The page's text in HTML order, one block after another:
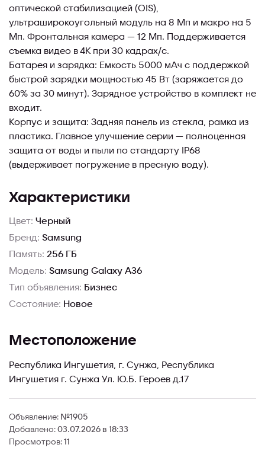
оптической стабилизацией (OIS),
ультраширокоугольный модуль на 8 Мп и макро на 5
Мп. Фронтальная камера — 12 Мп. Поддерживается
съемка видео в 4K при 30 кадрах/с.
Батарея и зарядка: Емкость 5000 мАч с поддержкой
быстрой зарядки мощностью 45 Вт (заряжается до
60% за 30 минут). Зарядное устройство в комплект не
входит.
Корпус и защита: Задняя панель из стекла, рамка из
пластика. Главное улучшение серии — полноценная
защита от воды и пыли по стандарту IP68
(выдерживает погружение в пресную воду).
Характеристики
Цвет: Черный
Бренд: Samsung
Память: 256 ГБ
Модель: Samsung Galaxy A36
Тип объявления: Бизнес
Состояние: Новое
Местоположение
Республика Ингушетия, г. Сунжа, Республика
Ингушетия г. Сунжа Ул. Ю.Б. Героев д.17
Объявление: №1905
Добавлено: 03.07.2026 в 18:33
Просмотров: 11